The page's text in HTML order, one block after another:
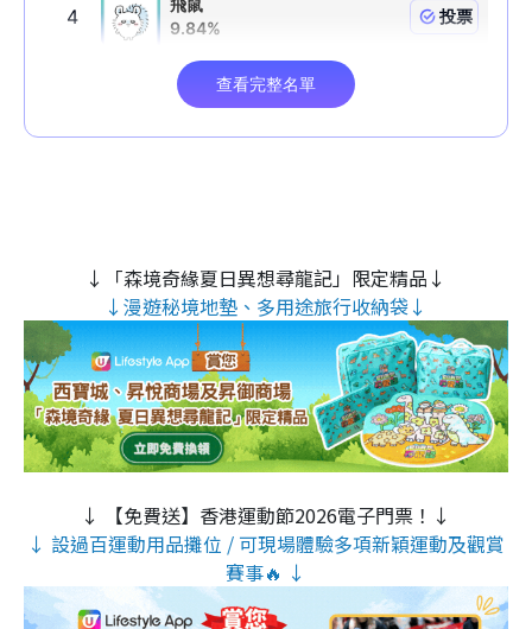
↓「森境奇緣夏日異想尋龍記」限定精品↓
↓漫遊秘境地墊、多用途旅行收納袋↓
↓ 【免費送】香港運動節2026電子門票！↓
↓ 設過百運動用品攤位 / 可現場體驗多項新穎運動及觀賞
賽事🔥 ↓